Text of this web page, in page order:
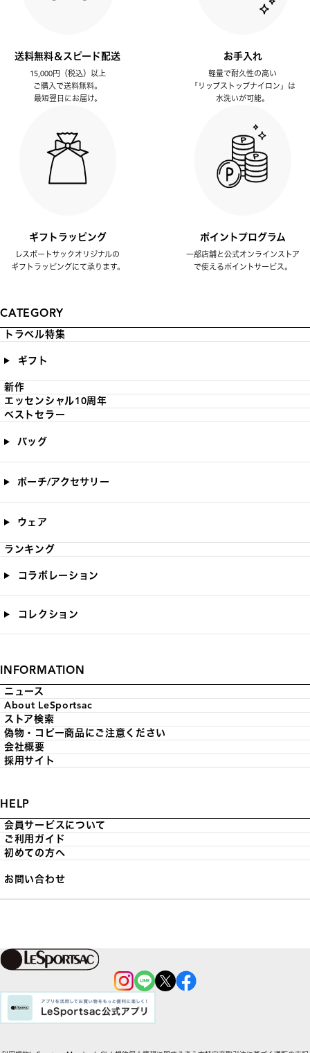
送料無料＆スピード配送
15,000円（税込）以上
ご購入で送料無料。
最短翌日にお届け。
お手入れ
軽量で耐久性の高い
「リップストップナイロン」は
水洗いが可能。
ギフトラッピング
レスポートサックオリジナルの
ギフトラッピングにて承ります。
ポイントプログラム
一部店舗と公式オンラインストア
で使えるポイントサービス。
CATEGORY
トラベル特集
ギフト
新作
エッセンシャル10周年
ベストセラー
バッグ
ポーチ/アクセサリー
ウェア
ランキング
コラボレーション
コレクション
INFORMATION
ニュース
About LeSportsac
ストア検索
偽物・コピー商品にご注意ください
会社概要
採用サイト
HELP
会員サービスについて
ご利用ガイド
初めての方へ
お問い合わせ